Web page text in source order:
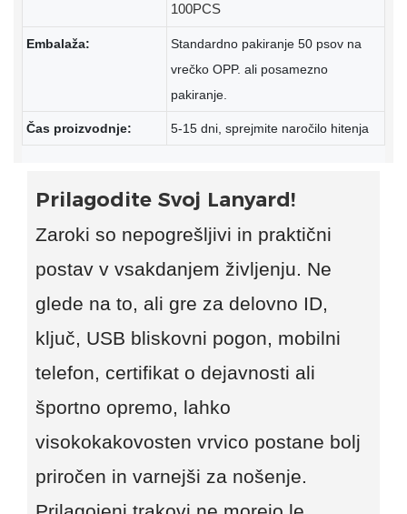
100PCS
Embalaža:
Standardno pakiranje 50 psov na
vrečko OPP. ali posamezno
pakiranje.
Čas proizvodnje: 5-15 dni, sprejmite naročilo hitenja
Prilagodite Svoj Lanyard!
Zaroki so nepogrešljivi in ​​praktični
postav v vsakdanjem življenju. Ne
glede na to, ali gre za delovno ID,
ključ, USB bliskovni pogon, mobilni
telefon, certifikat o dejavnosti ali
športno opremo, lahko
visokokakovosten vrvico postane bolj
priročen in varnejši za nošenje.